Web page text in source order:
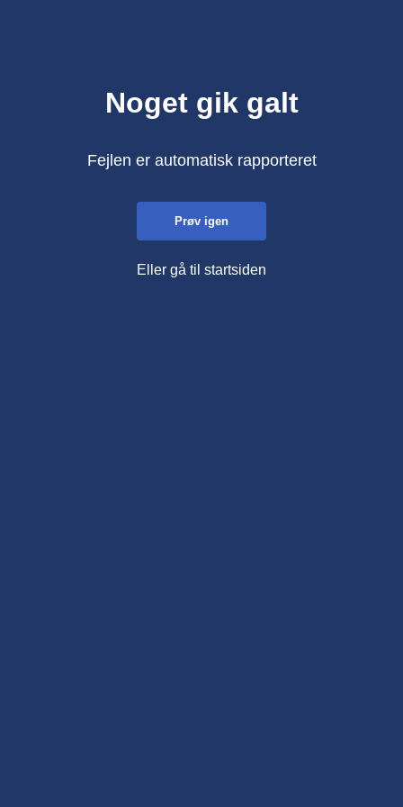
Noget gik galt
Fejlen er automatisk rapporteret
Prøv igen
Eller gå til startsiden